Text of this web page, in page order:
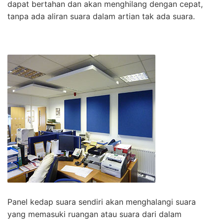
dapat bertahan dan akan menghilang dengan cepat,
tanpa ada aliran suara dalam artian tak ada suara.
Panel kedap suara sendiri akan menghalangi suara
yang memasuki ruangan atau suara dari dalam